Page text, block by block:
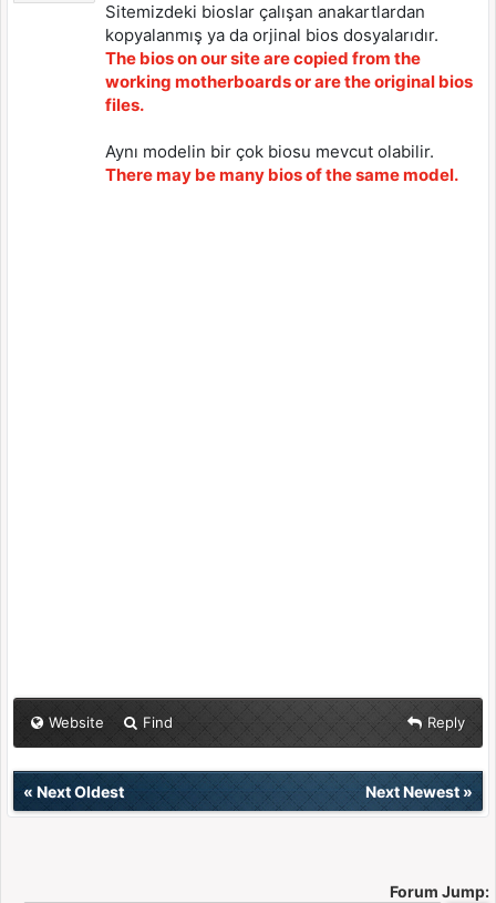
Sitemizdeki bioslar çalışan anakartlardan
kopyalanmış ya da orjinal bios dosyalarıdır.
The bios on our site are copied from the
working motherboards or are the original bios
files.
Aynı modelin bir çok biosu mevcut olabilir.
There may be many bios of the same model.
Website Find Reply
« Next Oldest Next Newest»
Forum Jump: